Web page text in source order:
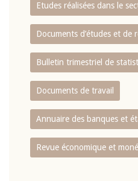
Etudes réalisées dans le
Documents d’études et de
Bulletin trimestriel de
Documents de travail
Annuaire des banques et
Revue économique et